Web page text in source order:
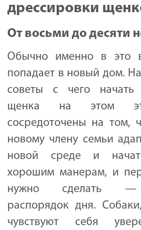
дрессировки
От восьми до десяти
Обычно именно в это
попадает в новый дом.
советы с чего начать
щенка на этом
сосредоточены на том,
новому члену семьи
новой среде и
хорошим манерам, и
нужно сделать —
распорядок дня.
чувствуют себя